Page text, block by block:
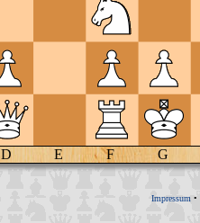
D E F G
Impressum •